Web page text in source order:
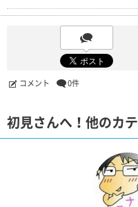
コメント 0件
初見さんへ！他のカ